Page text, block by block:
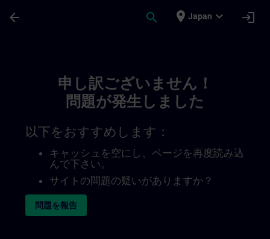
arrow_back search place Japan expand_more login
申し訳ございません！
問題が発生しました
以下をおすすめします：
キャッシュを空にし、ページを再度読み込
んで下さい。
サイトの問題の疑いがありますか？
問題を報告